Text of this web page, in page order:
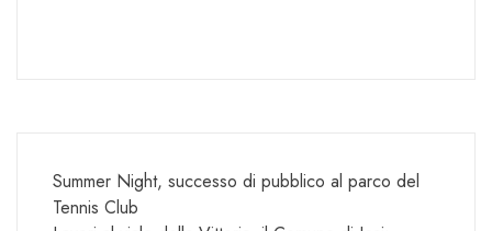
Summer Night, successo di pubblico al parco del
Tennis Club